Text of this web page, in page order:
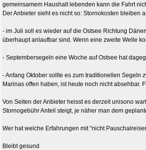
gemeinsamem Haushalt lebenden kann die Fahrt
Der Anbieter sieht es nicht so: Stornokosten bleiben
- im Juli soll es wieder auf die Ostsee Richtung
überhaupt anlaufbar sind. Wenn eine zweite Welle
- Septembersegeln eine Woche auf Ostsee hat
- Anfang Oktober sollte es zum traditionellen Segeln
Marinas offen haben, ist heute noch nicht absehbar.
Von Seiten der Anbieter heisst es derzeit unisono
Stornogebühr Anteil steigt, je näher man dem
Wer hat welche Erfahrungen mit "nicht
Bleibt gesund